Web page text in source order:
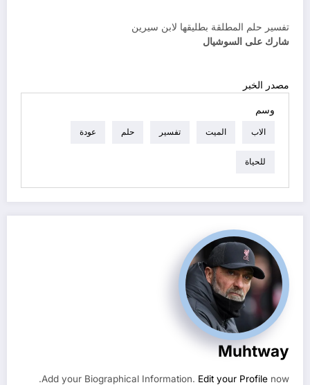
تفسير حلم المطلقة بطليقها لابن سيرين
شارك على السوشيال
مصدر الخبر
وسم
الاب الميت تفسير حلم عودة
للحياة
Muhtway
Add your Biographical Information. Edit your Profile now.